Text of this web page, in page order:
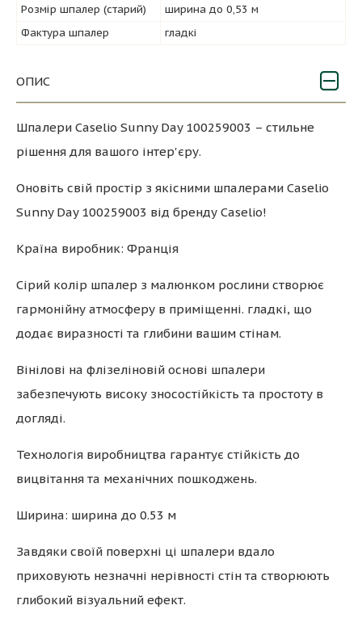
Розмір шпалер (старий)
ширина до 0,53 м
Фактура шпалер
гладкі
ОПИС
Шпалери Caselio Sunny Day 100259003 – стильне
рішення для вашого інтер'єру.
Оновіть свій простір з якісними шпалерами Caselio
Sunny Day 100259003 від бренду Caselio!
Країна виробник: Франція
Сірий колір шпалер з малюнком рослини створює
гармонійну атмосферу в приміщенні. гладкі, що
додає виразності та глибини вашим стінам.
Вінілові на флізеліновій основі шпалери
забезпечують високу зносостійкість та простоту в
догляді.
Технологія виробництва гарантує стійкість до
вицвітання та механічних пошкоджень.
Ширина: ширина до 0.53 м
Завдяки своїй поверхні ці шпалери вдало
приховують незначні нерівності стін та створюють
глибокий візуальний ефект.